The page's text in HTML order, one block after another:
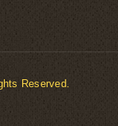
Reserved.